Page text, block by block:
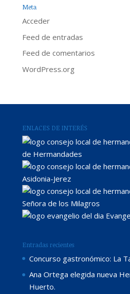
Meta
Acceder
Feed de entradas
Feed de comentarios
WordPress.org
ENLACES DE INTERÉS
de Hermandades
Asidonia-Jerez
Señora de los Milagros
Entradas recientes
Concurso gastronómico: La
Ana Ortega elegida nueva
Huerto.